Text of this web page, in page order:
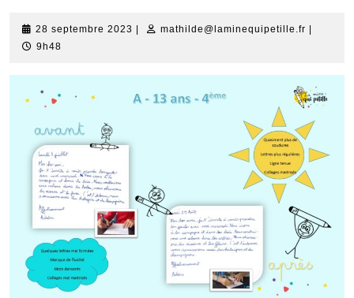
28 septembre 2023 mathilde@laminequipetille.fr
9h48